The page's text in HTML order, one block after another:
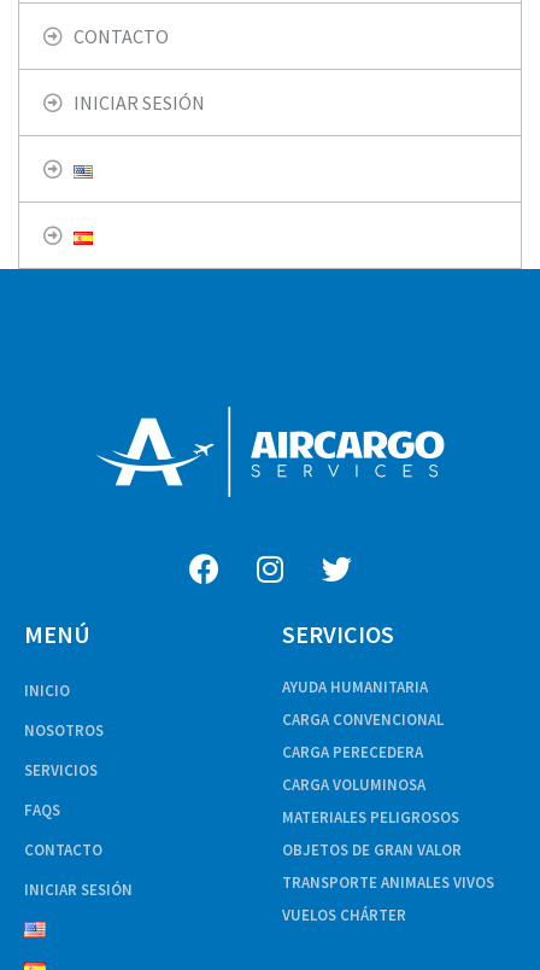
CONTACTO
INICIAR SESIÓN
MENÚ
INICIO
NOSOTROS
SERVICIOS
FAQS
CONTACTO
INICIAR SESIÓN
SERVICIOS
AYUDA HUMANITARIA
CARGA CONVENCIONAL
CARGA PERECEDERA
CARGA VOLUMINOSA
MATERIALES PELIGROSOS
OBJETOS DE GRAN VALOR
TRANSPORTE ANIMALES VIVOS
VUELOS CHÁRTER